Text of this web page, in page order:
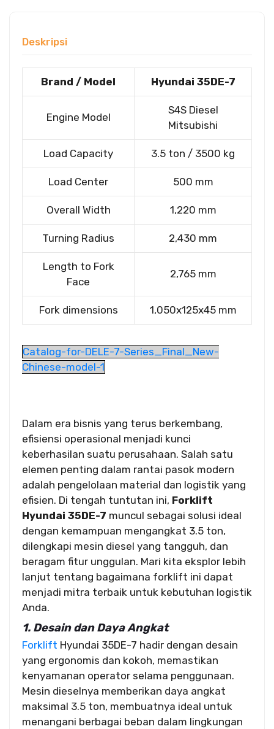
Deskripsi
Brand / Model Hyundai 35DE-7
Engine Model
S4S Diesel
Mitsubishi
Load Capacity 3.5 ton / 3500 kg
Load Center 500 mm
Overall Width 1,220 mm
Turning Radius 2,430 mm
Length to Fork
Face
2,765 mm
Fork dimensions 1,050x125x45 mm
Catalog-for-DELE-7-Series_Final_New-
Chinese-model-1
Dalam era bisnis yang terus berkembang,
efisiensi operasional menjadi kunci
keberhasilan suatu perusahaan. Salah satu
elemen penting dalam rantai pasok modern
adalah pengelolaan material dan logistik yang
efisien. Di tengah tuntutan ini, Forklift
Hyundai 35DE-7 muncul sebagai solusi ideal
dengan kemampuan mengangkat 3.5 ton,
dilengkapi mesin diesel yang tangguh, dan
beragam fitur unggulan. Mari kita eksplor lebih
lanjut tentang bagaimana forklift ini dapat
menjadi mitra terbaik untuk kebutuhan logistik
Anda.
1. Desain dan Daya Angkat
Forklift Hyundai 35DE-7 hadir dengan desain
yang ergonomis dan kokoh, memastikan
kenyamanan operator selama penggunaan.
Mesin dieselnya memberikan daya angkat
maksimal 3.5 ton, membuatnya ideal untuk
menangani berbagai beban dalam lingkungan